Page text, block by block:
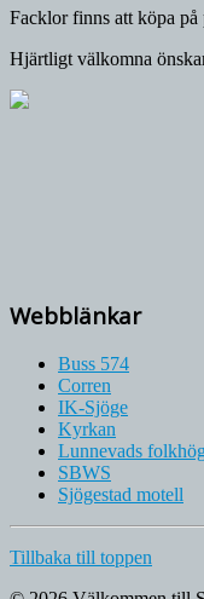
Facklor finns att köpa på
Hjärtligt välkomna
Webblänkar
Buss 574
Corren
IK-Sjöge
Kyrkan
Lunnevads
SBWS
Sjögestad motell
Tillbaka till toppen